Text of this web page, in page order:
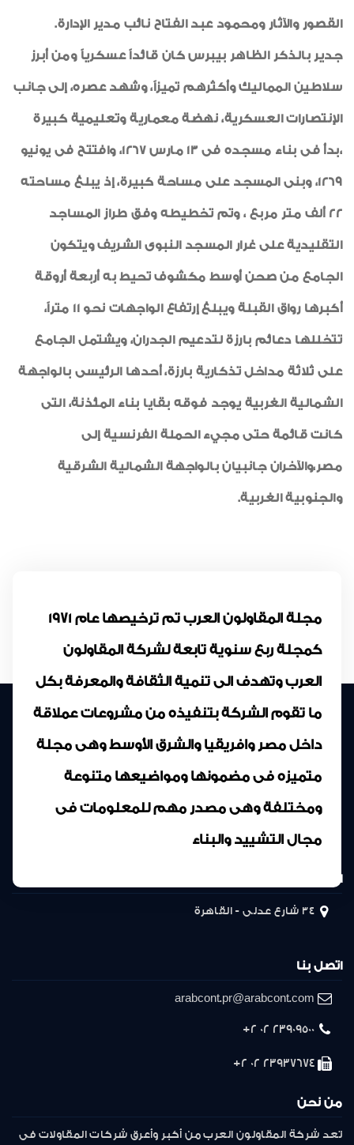
القصور والآثار ومحمود عبد الفتاح نائب مدير الإدارة.
جدير بالذكر الظاهر بيبرس كان قائداً عسكرياً ومن أبرز
سلاطين المماليك وأكثرهم تميزاً، وشهد عصره، إلى جانب
الإنتصارات العسكرية، نهضة معمارية وتعليمية كبيرة
،بدأ فى بناء مسجده فى 13 مارس 1267، وافتتح فى يونيو
1269، وبنى المسجد على مساحة كبيرة، إذ يبلغ مساحته
22 ألف متر مربع ، وتم تخطيطه وفق طراز المساجد
التقليدية على غرار المسجد النبوى الشريف ويتكون
الجامع من صحن أوسط مكشوف تحيط به أربعة أروقة
أكبرها رواق القبلة ويبلغ إرتفاع الواجهات نحو 11 متراً،
تتخللها دعائم بارزة لتدعيم الجدران، ويشتمل الجامع
على ثلاثة مداخل تذكارية بارزة، أحدها الرئيسى بالواجهة
الشمالية الغربية يوجد فوقه بقايا بناء المئذنة، التى
كانت قائمة حتى مجيء الحملة الفرنسية إلى
مصر،والآخران جانبيان بالواجهة الشمالية الشرقية
والجنوبية الغربية.
مجلة المقاولون العرب تم ترخيصها عام 1971
كمجلة ربع سنوية تابعة لشركة المقاولون
العرب وتهدف الى تنمية الثقافة والمعرفة بكل
ما تقوم الشركة بتنفيذه من مشروعات عملاقة
داخل مصر وافريقيا والشرق الأوسط وهى مجلة
متميزه فى مضمونها ومواضيعها متنوعة
ومختلفة وهى مصدر مهم للمعلومات فى
مجال التشييد والبناء
34 شارع عدلى - القاهرة
اتصل بنا
arabcont.pr@arabcont.com
23909500 02 2+
23937674 02 2+
من نحن
تعد شركة المقاولون العرب من أكبر وأعرق شركات المقاولات فى